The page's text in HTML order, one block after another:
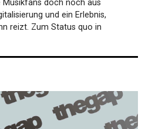
doch noch aus
und ein Erlebnis,
reizt. Zum Status quo in